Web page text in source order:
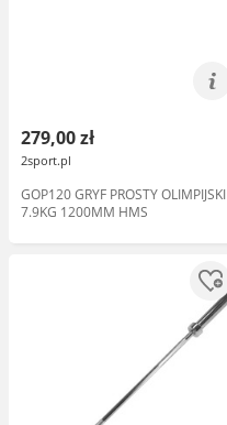
279,00 zł
2sport.pl
GOP120 GRYF PROSTY OLIMPIJSKI
7.9KG 1200MM HMS